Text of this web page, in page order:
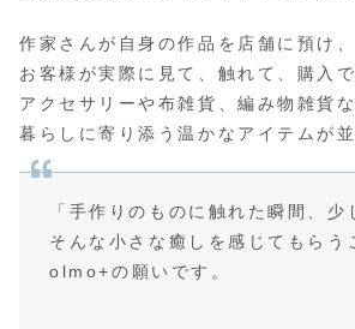
作家さんが自身の作品を店舗に預け、
お客様が実際に見て、触れて、購入で
アクセサリーや布雑貨、編み物雑貨な
暮らしに寄り添う温かなアイテムが並
「手作りのものに触れた瞬間、少
そんな小さな癒しを感じてもらう
olmo+の願いです。